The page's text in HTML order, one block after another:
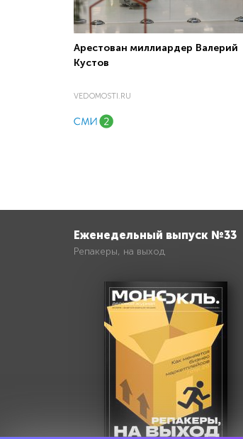
Арестован миллиардер Валерий
Кустов
VEDOMOSTI.RU
Еженедельный выпуск №33
Репакеры, на выход